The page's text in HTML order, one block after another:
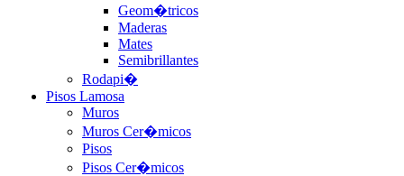
Geom�tricos
Maderas
Mates
Semibrillantes
Rodapi�
Pisos Lamosa
Muros
Muros Cer�micos
Pisos
Pisos Cer�micos